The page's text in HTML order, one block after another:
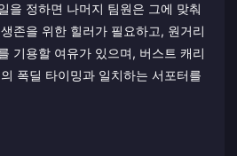
을 정하면 나머지 팀원은 그에 맞춰
존을 위한 힐러가 필요하고, 원거리
기용할 여유가 있으며, 버스트 캐리
폭딜 타이밍과 일치하는 서포터를